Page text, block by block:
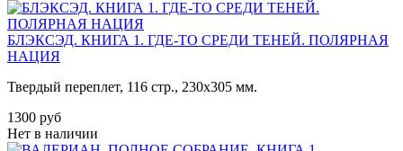
БЛЭКСЭД. КНИГА 1. ГДЕ-ТО СРЕДИ ТЕНЕЙ. ПОЛЯРНАЯ
НАЦИЯ
Твердый переплет, 116 стр., 230х305 мм.
1300 руб
Нет в наличии